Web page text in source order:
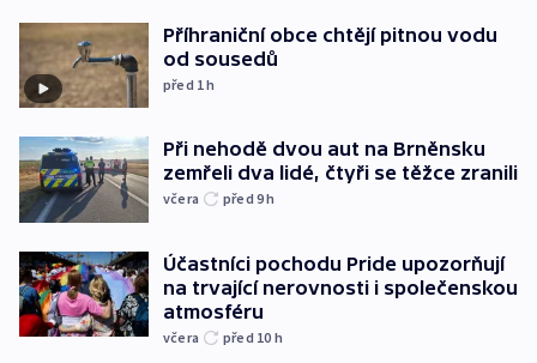
Příhraniční obce chtějí pitnou vodu
od sousedů
před 1h
Při nehodě dvou aut na Brněnsku
zemřeli dva lidé, čtyři se těžce zranili
včera před 9h
Účastníci pochodu Pride upozorňují
na trvající nerovnosti i společenskou
atmosféru
včera před 10 h